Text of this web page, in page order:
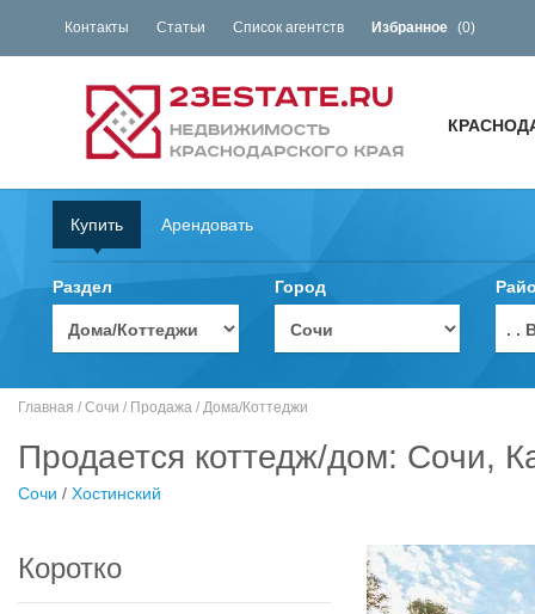
Контакты Статьи Список агентств Избранное (0)
Купить Арендовать
Раздел Город
. .
Главная / Сочи / Продажа / Дома/Коттеджи
Продается коттедж/дом: Сочи,
Сочи / Хостинский
Коротко